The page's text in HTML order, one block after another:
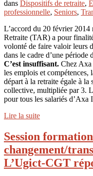
dans Dispositifs de retraite,
professionnelle, Seniors,
L’accord du 20 février
Retraite (TAR) a pour
volonté de faire valoir leurs
dans le cadre d’une période
C’est insuffisant. Chez Axa
les emplois et
départ à la retraite égale à
collective, multipliée par 3.
pour tous les salariés
Lire la suite
Session
changement/
L’Ugict-CGT